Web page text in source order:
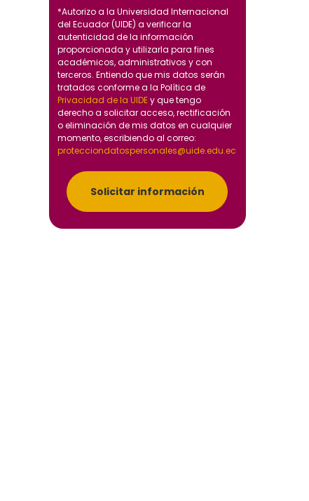
*Autorizo a la Universidad Internacional
del Ecuador (UIDE) a verificar la
autenticidad de la información
proporcionada y utilizarla para fines
académicos, administrativos y con
terceros. Entiendo que mis datos serán
tratados conforme a la Política de
Privacidad de la UIDEy que tengo
derecho a solicitar acceso, rectificación
o eliminación de mis datos en cualquier
momento, escribiendo al correo:
protecciondatospersonales@uide.edu.ec
Solicitar información